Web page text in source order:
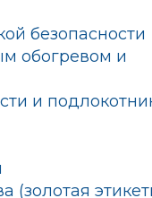
безопасности
обогревом и
и
(золотая